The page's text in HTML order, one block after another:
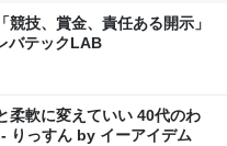
技、賞金、責任ある開示」
バテックLAB
柔軟に変えていい 40代のわ
りっすん by イーアイデム